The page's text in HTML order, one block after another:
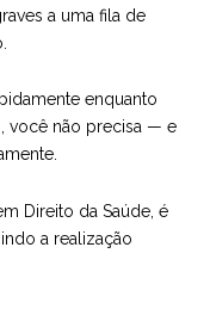
a uma fila de
enquanto
você não precisa — e
Direito da Saúde, é
a realização